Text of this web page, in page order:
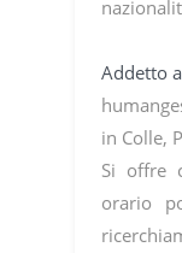
Addetto
in Colle,
Si offre
orario